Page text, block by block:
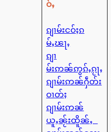
ဝ်ႇ
ၵျၢမ်းငဝ်ႈၵ
မ်ႇၽႃႇ
ၵျၢ
မ်းဢၼ်ဢွၵ်ႇၵႂႃႇ
ၵျၢမ်းဢၼ်ႁဵတ်း
ဝၢတ်ႈ
ၵျၢမ်းဢၼ်
ယူႇၼႂ်းထိူၼ်ႇ